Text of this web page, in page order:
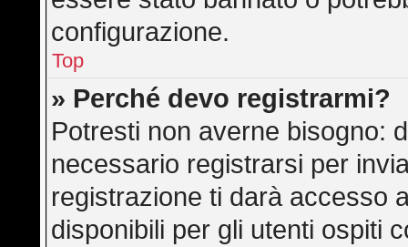
configurazione.
Top
» Perché devo registrarmi?
Potresti non averne bisogno:
necessario registrarsi per
registrazione ti darà accesso
disponibili per gli utenti ospiti